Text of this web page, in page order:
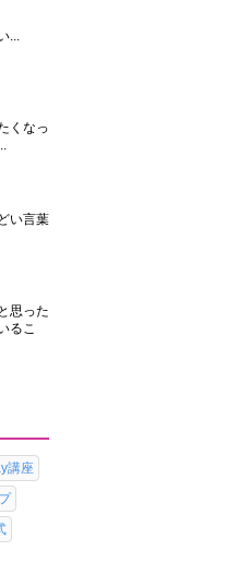
...
くなっ
い言葉
思った
るこ
講座